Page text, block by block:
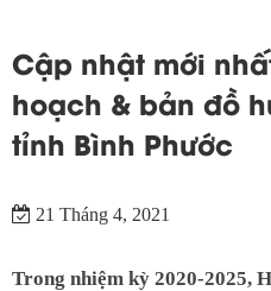
Cập nhật mới
hoạch & bản đồ
tỉnh Bình Phước
21 Tháng 4, 2021
Trong nhiệm kỳ 2020-2025,